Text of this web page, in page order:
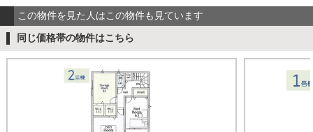
この物件を見た人はこの物件も見ています
同じ価格帯の物件はこちら